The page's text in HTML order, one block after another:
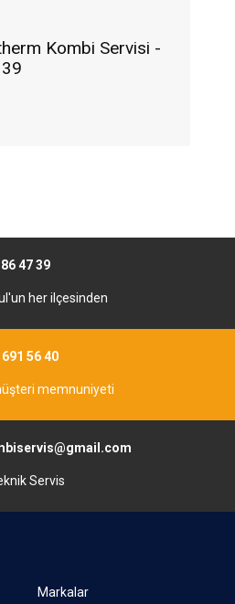
Kombi Servisi -
47 39
her ilçesinden
56 40
memnuniyeti
Servis
Markalar